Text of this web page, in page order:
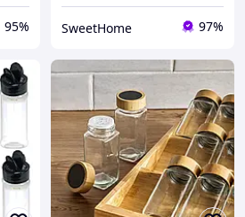
95% SweetHome 97%